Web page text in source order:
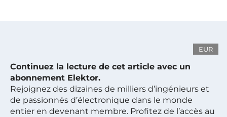
EUR
Continuez la lecture de cet article avec un
abonnement Elektor.
Rejoignez des dizaines de milliers d’ingénieurs et
de passionnés d’électronique dans le monde
entier en devenant membre. Profitez de l’accès au